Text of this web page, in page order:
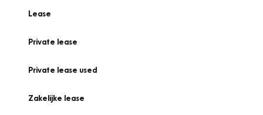
Lease
Private lease
Private lease used
Zakelijke lease